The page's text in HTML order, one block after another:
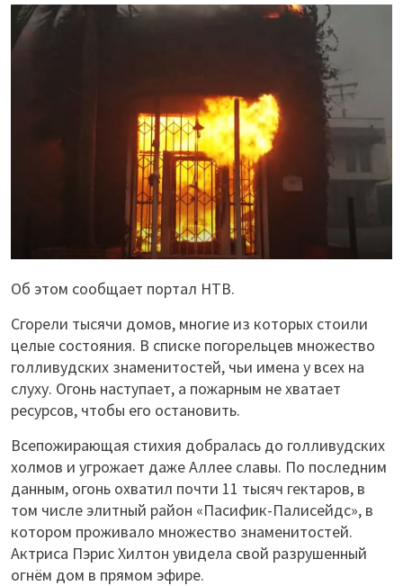
Об этом сообщает портал НТВ.
Сгорели тысячи домов, многие из которых стоили
целые состояния. В списке погорельцев множество
голливудских знаменитостей, чьи имена у всех на
слуху. Огонь наступает, а пожарным не хватает
ресурсов, чтобы его остановить.
Всепожирающая стихия добралась до голливудских
холмов и угрожает даже Аллее славы. По последним
данным, огонь охватил почти 11 тысяч гектаров, в
том числе элитный район «Пасифик-Палисейдс», в
котором проживало множество знаменитостей.
Актриса Пэрис Хилтон увидела свой разрушенный
огнём дом в прямом эфире.